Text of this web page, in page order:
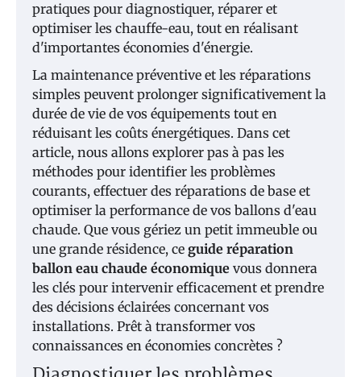
pratiques pour diagnostiquer, réparer et
optimiser les chauffe-eau, tout en réalisant
d'importantes économies d'énergie.
La maintenance préventive et les réparations
simples peuvent prolonger significativement la
durée de vie de vos équipements tout en
réduisant les coûts énergétiques. Dans cet
article, nous allons explorer pas à pas les
méthodes pour identifier les problèmes
courants, effectuer des réparations de base et
optimiser la performance de vos ballons d'eau
chaude. Que vous gériez un petit immeuble ou
une grande résidence, ce guide réparation
ballon eau chaude économique vous donnera
les clés pour intervenir efficacement et prendre
des décisions éclairées concernant vos
installations. Prêt à transformer vos
connaissances en économies concrètes ?